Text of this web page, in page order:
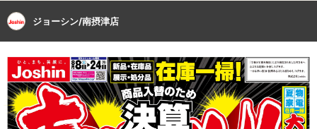
ジョーシン/南摂津店